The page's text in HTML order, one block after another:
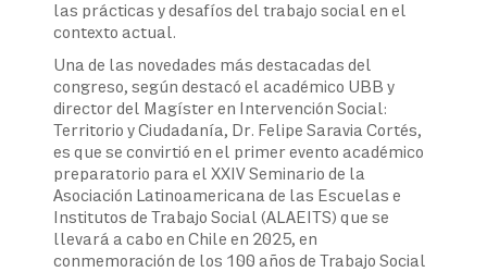
las prácticas y desafíos del trabajo social en el
contexto actual.
Una de las novedades más destacadas del
congreso, según destacó el académico UBB y
director del Magíster en Intervención Social:
Territorio y Ciudadanía, Dr. Felipe Saravia Cortés,
es que se convirtió en el primer evento académico
preparatorio para el XXIV Seminario de la
Asociación Latinoamericana de las Escuelas e
Institutos de Trabajo Social (ALAEITS) que se
llevará a cabo en Chile en 2025, en
conmemoración de los 100 años de Trabajo Social